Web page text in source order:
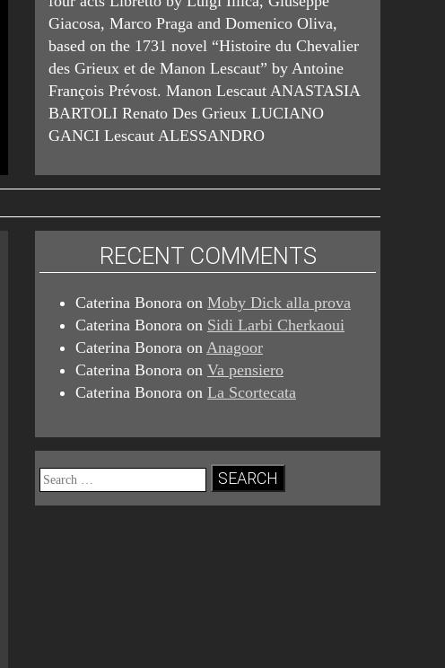
Giacosa, Marco Praga and Domenico Oliva,
based on the 1731 novel “Histoire du Chevalier
des Grieux et de Manon Lescaut” by Antoine
François Prévost. Manon Lescaut ANASTASIA
BARTOLI Renato Des Grieux LUCIANO
GANCI Lescaut ALESSANDRO
RECENT COMMENTS
Caterina Bonora onMoby Dick alla prova
Caterina Bonora on Sidi Larbi Cherkaoui
Caterina Bonora onAnagoor
Caterina Bonora onVa pensiero
Caterina Bonora onLa Scortecata
Search
for: